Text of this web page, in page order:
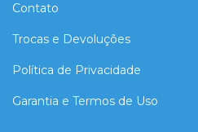
Contato
Trocas e Devoluções
Política de Privacidade
Garantia e Termos de Uso